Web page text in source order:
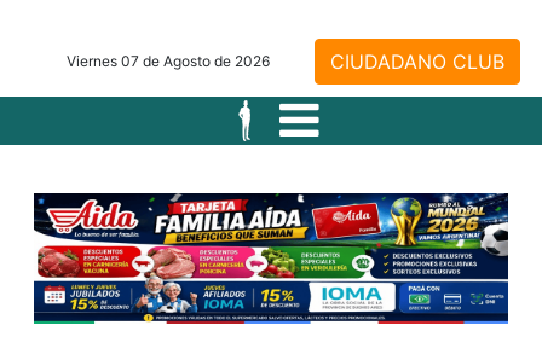
Viernes 07 de Agosto de 2026 CIUDADANO CLUB